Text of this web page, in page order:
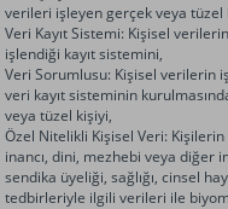
verileri işleyen gerçek veya tüzel
Veri Kayıt Sistemi: Kişisel
işlendiği kayıt sistemini,
Veri Sorumlusu: Kişisel verilerin
veri kayıt sisteminin
veya tüzel kişiyi,
Özel Nitelikli Kişisel Veri:
inancı, dini, mezhebi veya diğer
sendika üyeliği, sağlığı, cinsel
tedbirleriyle ilgili verileri ile